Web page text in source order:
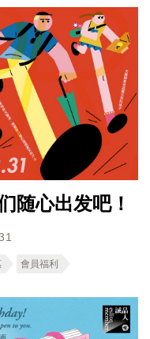
随心出发吧！
會員福利